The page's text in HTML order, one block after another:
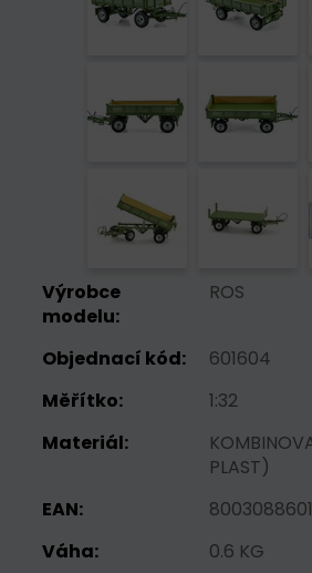
Výrobce
modelu:
ROS
Objednací kód:
601604
Měřítko:
1:32
Materiál:
PLAST)
EAN:
Váha:
0.6 KG